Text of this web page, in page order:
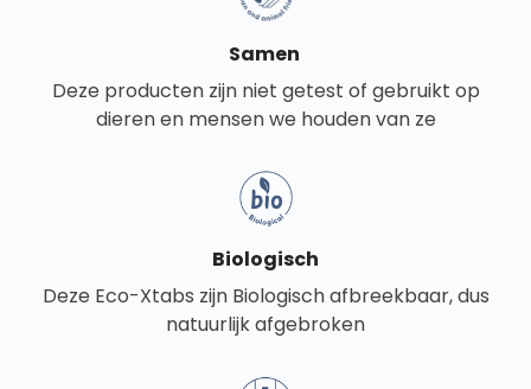
Samen
Deze producten zijn niet getest of gebruikt op
dierenen mensen we houden van ze
Biologisch
Deze Eco-Xtabs zijn Biologisch afbreekbaar, dus
natuurlijk afgebroken